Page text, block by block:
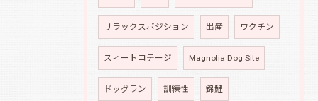
リラックスポジション 出産 ワクチン
スィートコテージ Magnolia Dog Site
ドッグラン 訓練性 錦鯉